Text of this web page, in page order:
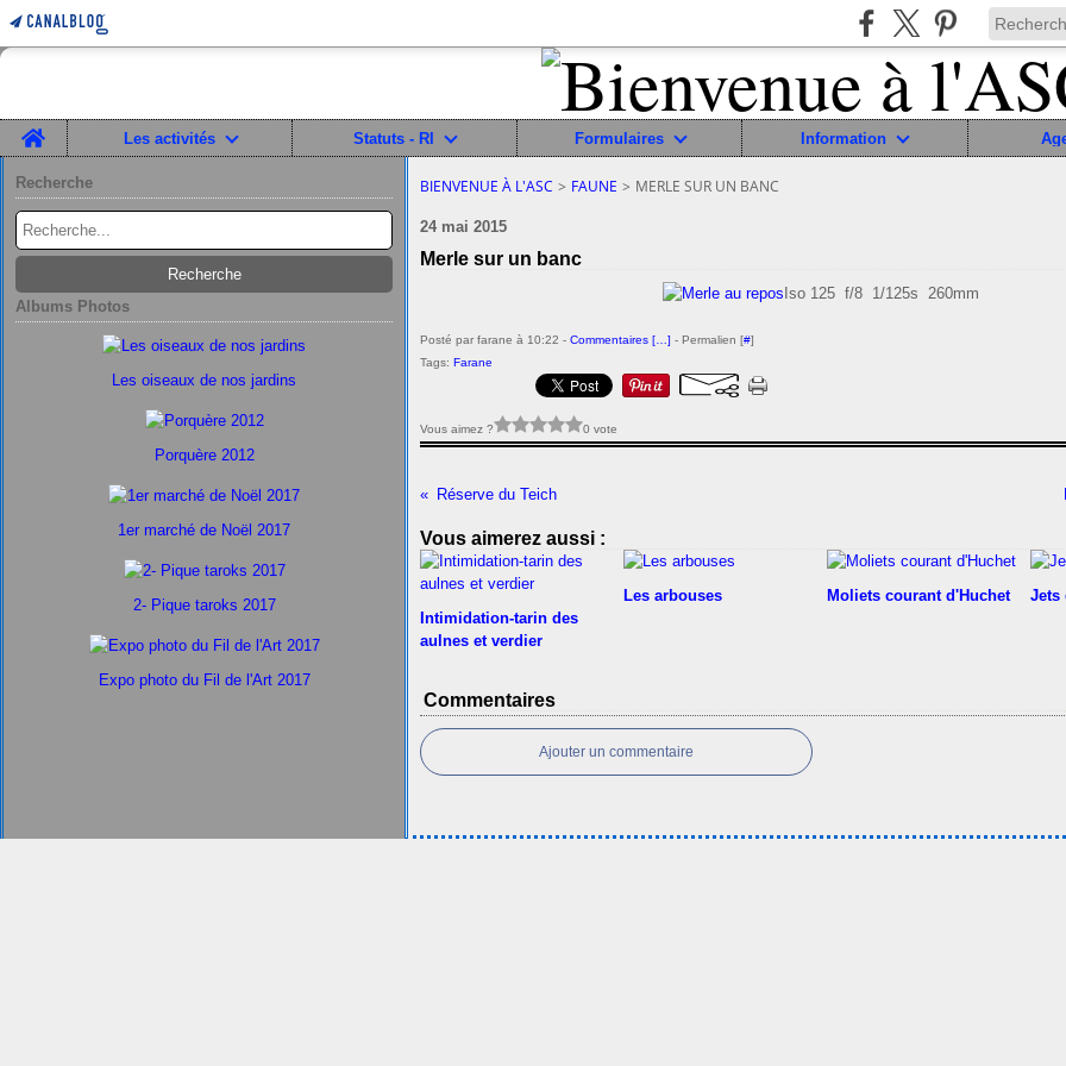
Home
Les activités Statuts - RI Formulaires Information
Recherche
Albums Photos
Les oiseaux de nos jardins
Porquère 2012
1er marché de Noël 2017
2- Pique taroks 2017
Expo photo du Fil de l'Art 2017
BIENVENUE À L'ASC > FAUNE > MERLE SUR UN BANC
24 mai 2015
Merle sur un banc
Iso 125 f/8 1/125s 260mm
Posté par farane à 10:22 - Commentaires [ ] - Permalien [#]
Tags: Farane
Vous aimez ? 0 vote
Réserve du Teich
Vous aimerez aussi :
Intimidation-tarin des
aulnes et verdier
Les arbouses Moliets courant d'Huchet Jets
Commentaires
Ajouter un commentaire